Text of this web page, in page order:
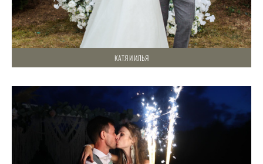
КАТЯ И ИЛЬЯ